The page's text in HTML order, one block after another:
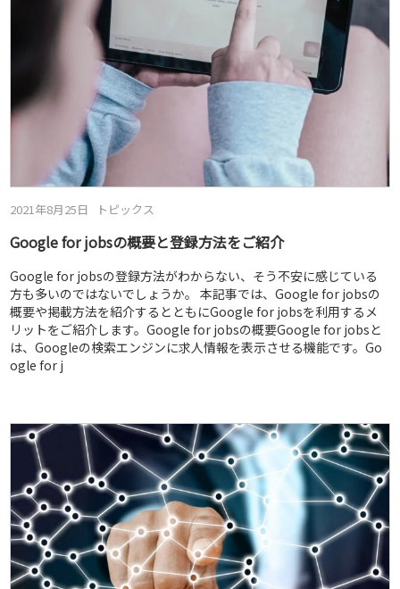
2021年8月25日 トピックス
Google for jobsの概要と登録方法をご紹介
Google for jobsの登録方法がわからない、そう不安に感じている
方も多いのではないでしょうか。 本記事では、Google for jobsの
概要や掲載方法を紹介するとともにGoogle for jobsを利用するメ
リットをご紹介します。Google for jobsの概要Google for jobsと
は、Googleの検索エンジンに求人情報を表示させる機能です。Go
ogle for j